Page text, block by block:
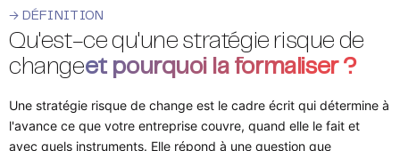
→ DÉFINITION
Qu'est-ce qu'une stratégie risque de
changeet pourquoi la formaliser ?
Une stratégie risque de change est le cadre écrit qui détermine à
l'avance ce que votre entreprise couvre, quand elle le fait et
avec quels instruments. Elle répond à une question que